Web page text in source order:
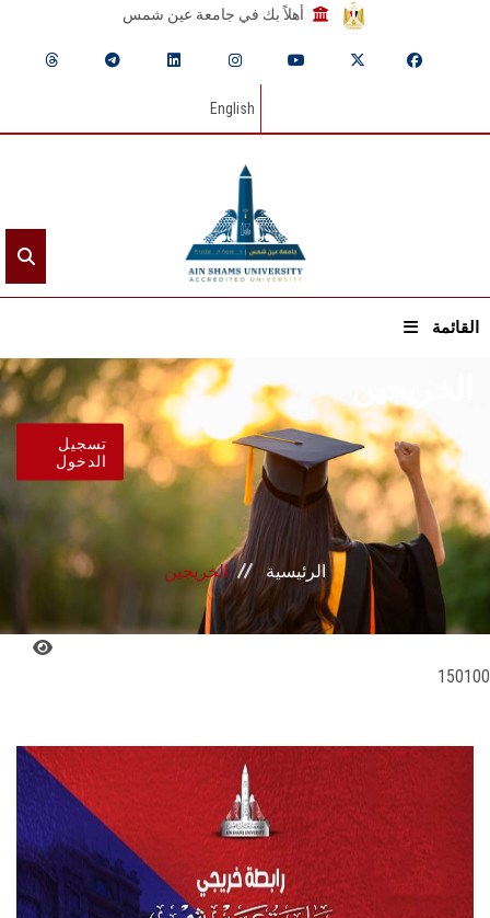
أهلاً بك في جامعة عين شمس
English
القائمة
الرئيسيـة
عن الجامعة
القطاعـات
الشئون الأكاديمية
البحث العلمي
المراكز والوحدات
الأنظمة الذكية
الإعلام
الخريجين
تسجيل
الدخول
الرئيسية الخريجين
150100